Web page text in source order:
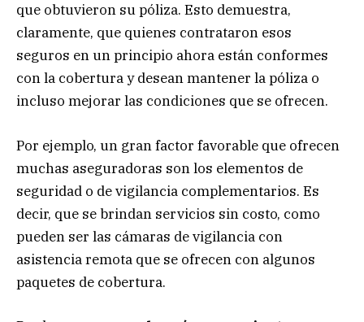
que obtuvieron su póliza. Esto demuestra,
claramente, que quienes contrataron esos
seguros en un principio ahora están conformes
con la cobertura y desean mantener la póliza o
incluso mejorar las condiciones que se ofrecen.
Por ejemplo, un gran factor favorable que ofrecen
muchas aseguradoras son los elementos de
seguridad o de vigilancia complementarios. Es
decir, que se brindan servicios sin costo, como
pueden ser las cámaras de vigilancia con
asistencia remota que se ofrecen con algunos
paquetes de cobertura.